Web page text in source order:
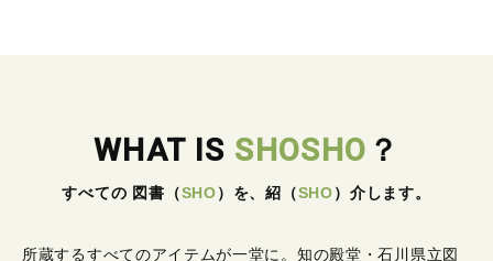
WHAT IS SHOSHO ？
すべての 図書 （SHO） を、紹 （SHO） 介します。
所蔵するすべてのアイテムが一堂に。 知の殿堂・石川県立図